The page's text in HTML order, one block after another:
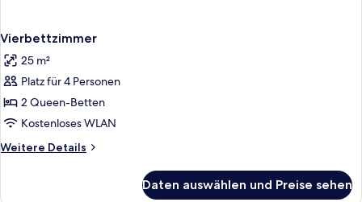
Vierbettzimmer
25 m²
Platz für 4 Personen
2 Queen-Betten
Kostenloses WLAN
Weitere Details
Weitere
Daten auswählen und Preise sehen